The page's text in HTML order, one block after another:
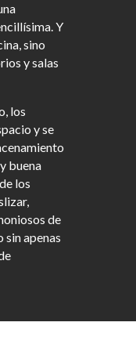
Y
sino
y salas
los
y se
buena
los
de
sin apenas